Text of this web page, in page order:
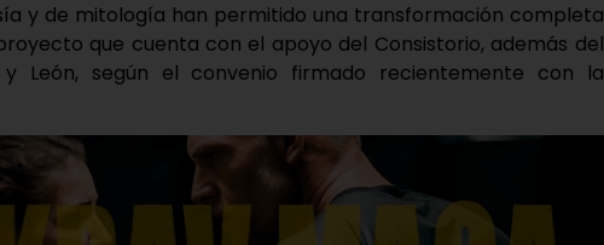
y de mitología han permitido una transformación completa
que cuenta con el apoyo del Consistorio, además del
León, según el convenio firmado recientemente con la